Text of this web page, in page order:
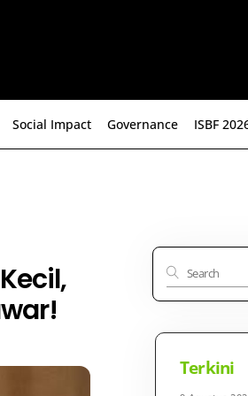
Social Impact Governance ISBF
Terkini